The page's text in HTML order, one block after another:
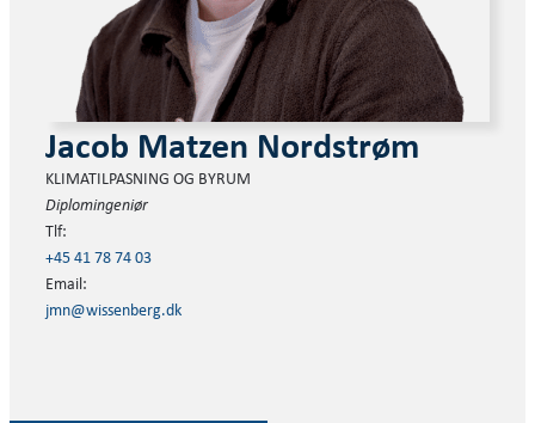
Jacob Matzen Nordstrøm
KLIMATILPASNING OG BYRUM
Diplomingeniør
Tlf:
+45 41 78 74 03
Email:
jmn@wissenberg.dk